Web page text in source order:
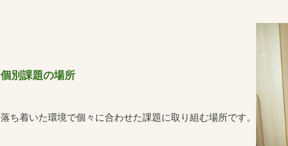
個別課題の場所
落ち着いた環境で個々に合わせた課題に取り組む場所です。